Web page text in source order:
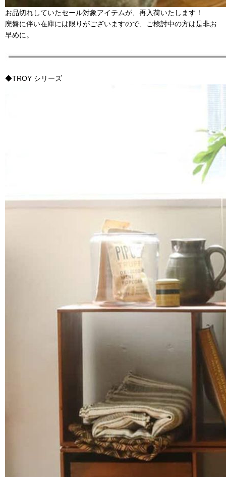
お品切れしていたセール対象アイテムが、再入荷いたします！
廃盤に伴い在庫には限りがございますので、ご検討中の方は是非お
早めに。
◆TROY シリーズ